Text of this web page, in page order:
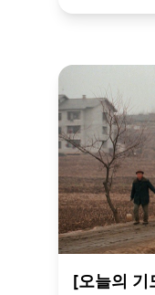
[오늘의 기